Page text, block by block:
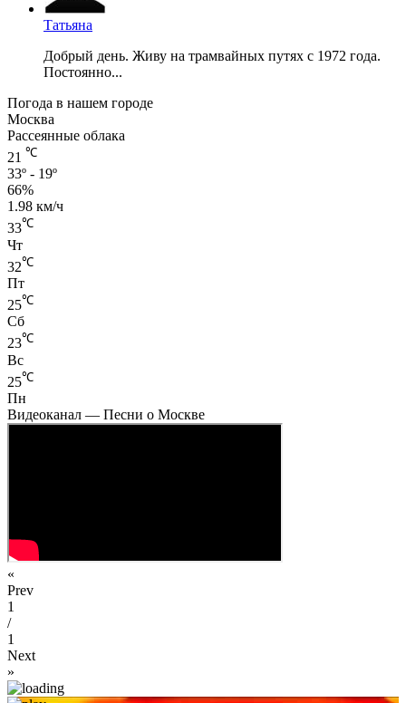
Татьяна
Добрый день. Живу на трамвайных путях с 1972 года.
Постоянно...
Погода в нашем городе
Москва
Рассеянные облака
21 ℃
33º - 19º
66%
1.98 км/ч
33℃
Чт
32℃
Пт
25℃
Сб
23℃
Вс
25℃
Пн
Видеоканал — Песни о Москве
«
Prev
1
/
1
Next
»